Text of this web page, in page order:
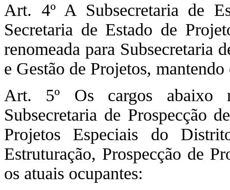
Art. 4º A Subsecretaria de
Secretaria de Estado de
renomeada para Subsecretaria
e Gestão de Projetos,
Art. 5º Os cargos abaixo
Subsecretaria de Prospecção
Projetos Especiais do
Estruturação, Prospecção de
os atuais ocupantes: